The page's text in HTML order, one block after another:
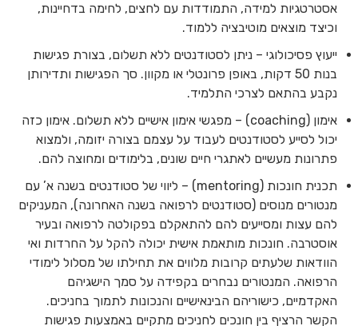
אסטרטגיות למידה, התמודדות עם לחצים, לחימה בדחיינות,
וכיצד מוצאים מוטיבציה ללמוד.
ייעוץ פסיכולוגי – ניתן לסטודנטים ללא תשלום, בצורת פגישות
בנות 50 דקות, באופן פרונטלי או מקוון. סך הפגישות ותדירותן
נקבע בהתאם לצרכי התלמיד.
אימון (coaching) – מפגשי אימון אישיים ללא תשלום. אימון כזה
יכול לסייע לסטודנטים לעבוד על עצמם בצורה יזומה, ולמצוא
פתרונות מעשיים לאתגרי חיים שונים, בלימודים ומחוצה להם.
תכנית חונכות (mentoring) – ליווי של סטודנטים בשנה א’ עם
מנטורים מנוסים (סטודנטים לרפואה בשנה האחרונה), המעניקים
להם עצות ומסייעים להם להתאקלם בפקולטה לרפואה ובעיר
אוסטרבה. חונכות מותאמת אישית יכולה להקל על החרדות ואי
הוודאות שלעתים קרובות מלווים את תחילתו של מסלול לימודי
הרפואה. המנטורים נבחרים בקפידה על סמך הישגיהם
האקדמיים, כישוריהם הבינאישיים והנכונות לתמוך בחניכים.
הקשר הרציף בין חונכים לחניכים מתקיים באמצעות פגישות